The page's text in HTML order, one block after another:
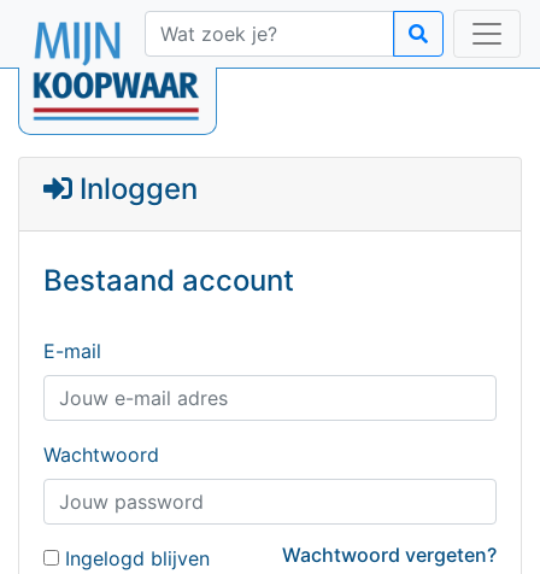
Inloggen
Bestaand account
E-mail
Wachtwoord
Wachtwoord vergeten?
Ingelogd blijven